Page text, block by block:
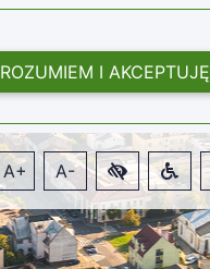
ROZUMIEM I AKCEPTUJĘ
A+ A-